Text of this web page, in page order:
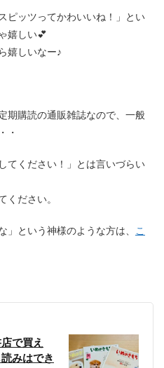
ピッツってかわいいね！」とい
嬉しい💕
嬉しいなー♪
期購読の通販雑誌なので、一般
・
てください！」とは言いづらい
ください。
」という神様のような方は、
こ
で買え
みはでき